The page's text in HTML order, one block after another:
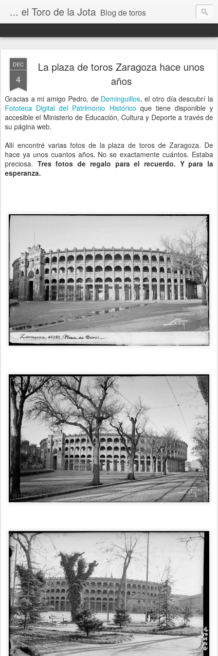
... el Toro de la Jota Blog de toros
DEC
4
La plaza de toros Zaragoza hace unos
años
Gracias a mi amigo Pedro, de Dominguillos, el otro día descubrí la
Fototeca Digital del Patrimonio Histórico que tiene disponible y
accesible el Ministerio de Educación, Cultura y Deporte a través de
su página web.
Allí encontré varias fotos de la plaza de toros de Zaragoza. De
hace ya unos cuantos años. No se exactamente cuántos. Estaba
preciosa. Tres fotos de regalo para el recuerdo. Y para la
esperanza.